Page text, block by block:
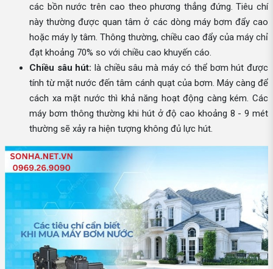
các bồn nước trên cao theo phương thẳng đứng. Tiêu chí
này thường được quan tâm ở các dòng máy bơm đẩy cao
hoặc máy ly tâm. Thông thường, chiều cao đẩy của máy chỉ
đạt khoảng 70% so với chiều cao khuyến cáo.
Chiều sâu hút: là chiều sâu mà máy có thể bơm hút được
tính từ mặt nước đến tâm cánh quạt của bơm. Máy càng để
cách xa mặt nước thì khả năng hoạt động càng kém. Các
máy bơm thông thường khi hút ở độ cao khoảng 8 - 9 mét
thường sẽ xảy ra hiện tượng không đủ lực hút.